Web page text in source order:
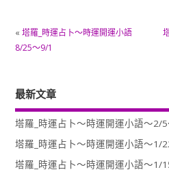
« 塔羅_時運占卜～時運開運小語
8/25～9/1
最新文章
塔羅_時運占卜～時運開運小語～2/
塔羅_時運占卜～時運開運小語～1/
塔羅_時運占卜～時運開運小語～1/